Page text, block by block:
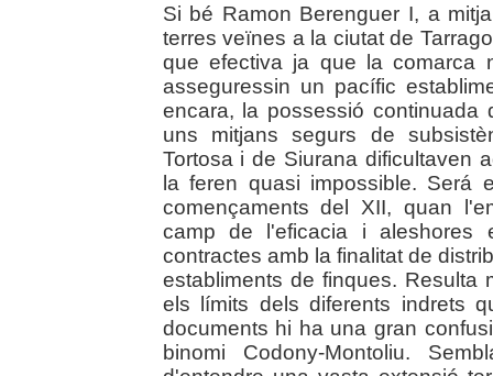
Si bé Ramon Berenguer I, a
terres veïnes a la ciutat de
que efectiva ja que la comarca
asseguressin un pacífic
encara, la possessió continuada
uns mitjans segurs de
Tortosa i de Siurana dificultaven
la feren quasi impossible. Será
començaments del XII, quan
camp de l'eficacia i aleshores
contractes amb la finalitat de
establiments de finques. Resulta
els límits dels diferents indrets
documents hi ha una gran
binomi Codony-Montoliu.